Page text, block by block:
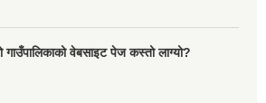
गाउँपालिकाको वेबसाइट पेज कस्तो लाग्यो?